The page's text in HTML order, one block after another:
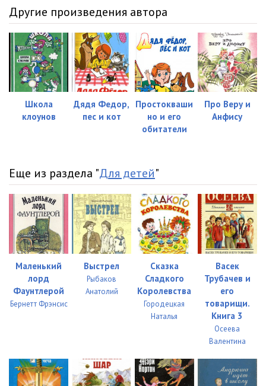
Другие произведения автора
Школа
клоунов
Дядя Федор,
пес и кот
Простокваши
но и его
обитатели
Про Веру и
Анфису
Еще из раздела "Для детей"
Маленький
лорд
Фаунтлерой
Бернетт Фрэнсис
Выстрел
Рыбаков
Анатолий
Сказка
Сладкого
Королевства
Городецкая
Наталья
Васек
Трубачев и
его
товарищи.
Книга 3
Осеева
Валентина